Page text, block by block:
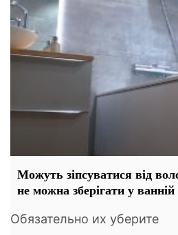
Можуть зіпсуватися від
не можна зберігати у ванній
Обязательно их уберите